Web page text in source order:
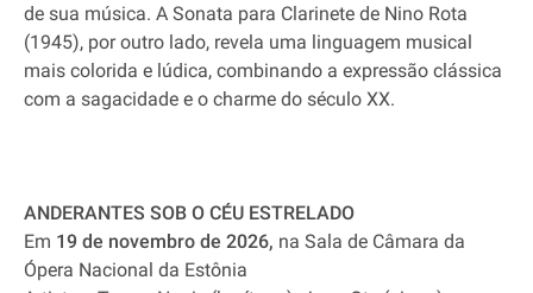
de sua música. A Sonata para Clarinete de Nino Rota
(1945), por outro lado, revela uma linguagem musical
mais colorida e lúdica, combinando a expressão clássica
com a sagacidade e o charme do século XX.
ANDERANTES SOB O CÉU ESTRELADO
Em 19 de novembro de 2026, na Sala de Câmara da
Ópera Nacional da Estônia